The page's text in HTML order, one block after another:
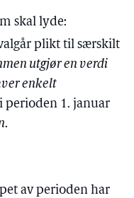
skal lyde:
plikt til særskilt
utgjør en verdi
enkelt
1. januar
.
av perioden har